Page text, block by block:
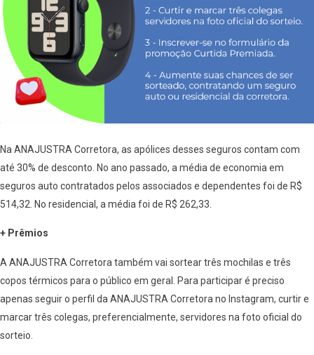
Na ANAJUSTRA Corretora, as apólices desses seguros contam com
até 30% de desconto. No ano passado, a média de economia em
seguros auto contratados pelos associados e dependentes foi de R$
514,32. No residencial, a média foi de R$ 262,33.
+ Prêmios
A ANAJUSTRA Corretora também vai sortear três mochilas e três
copos térmicos para o público em geral. Para participar é preciso
apenas seguir o perfil da ANAJUSTRA Corretora no Instagram, curtir e
marcar três colegas, preferencialmente, servidores na foto oficial do
sorteio.